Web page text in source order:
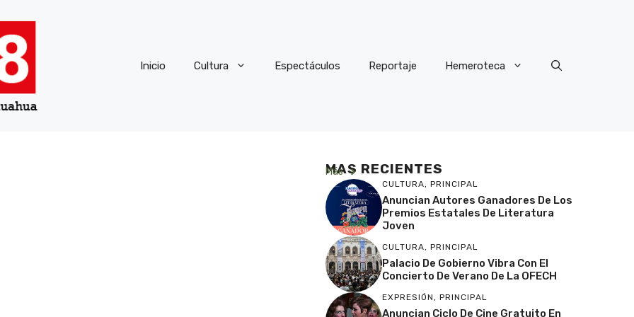
Inicio Cultura Espectáculos Reportaje Hemeroteca
MAS RECIENTES
Más
CULTURA, PRINCIPAL
Anuncian Autores Ganadores De Los
Premios Estatales De Literatura
Joven
CULTURA, PRINCIPAL
Palacio De Gobierno Vibra Con El
Concierto De Verano De La OFECH
EXPRESIÓN, PRINCIPAL
Anuncian Ciclo De Cine Gratuito En